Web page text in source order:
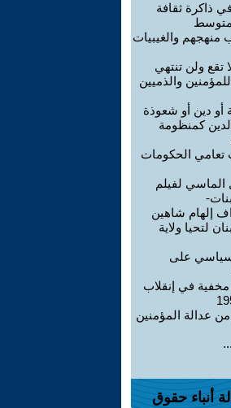
ذاكرة ثقافة
منهجهم والغيبيات
تقع ولن تنتهي
والذميين
أو دين أو شعوذة
كمنظومة
تعامي الحكومات
الماسي لفيلم
إلهام شاهين
لتحيا ولاية
على
في إنقلاب
من عدالة المؤمنين
أنباء حقوق